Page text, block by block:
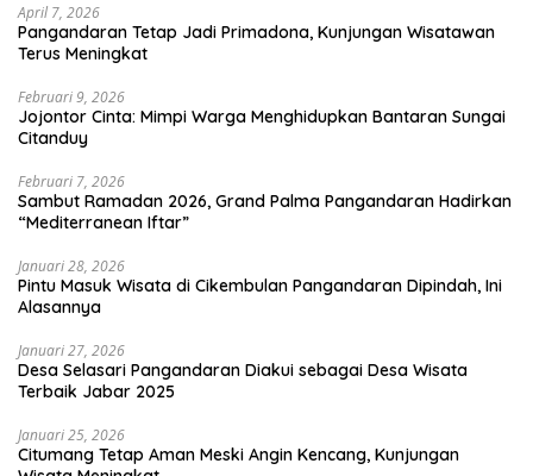
April 7, 2026
Pangandaran Tetap Jadi Primadona, Kunjungan Wisatawan
Terus Meningkat
Februari 9, 2026
Jojontor Cinta: Mimpi Warga Menghidupkan Bantaran Sungai
Citanduy
Februari 7, 2026
Sambut Ramadan 2026, Grand Palma Pangandaran Hadirkan
“Mediterranean Iftar”
Januari 28, 2026
Pintu Masuk Wisata di Cikembulan Pangandaran Dipindah, Ini
Alasannya
Januari 27, 2026
Desa Selasari Pangandaran Diakui sebagai Desa Wisata
Terbaik Jabar 2025
Januari 25, 2026
Citumang Tetap Aman Meski Angin Kencang, Kunjungan